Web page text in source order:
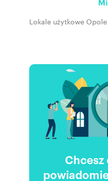
Lokale użytkowe Opole